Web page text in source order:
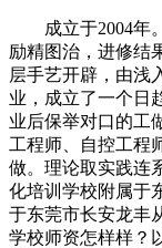
成立于2004年。
励精图治，进修结
层手艺开辟，由浅
业，成立了一个日
业后保举对口的工
工程师、自控工程
做。理论取实践连
化培训学校附属于
于东莞市长安龙丰
学校师资怎样样？